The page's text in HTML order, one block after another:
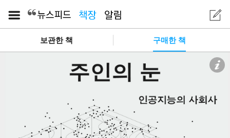
보관한 책 구매한 책